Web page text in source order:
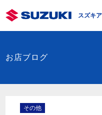
スズキ
お店ブログ
その他